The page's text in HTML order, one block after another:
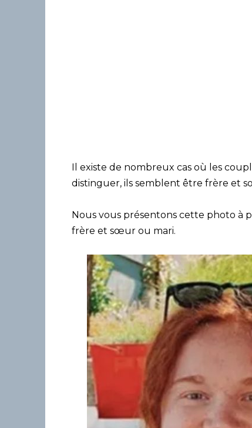
Il existe de nombreux cas où les
distinguer, ils semblent être frère et
Nous vous présentons cette photo à
frère et sœur ou mari.